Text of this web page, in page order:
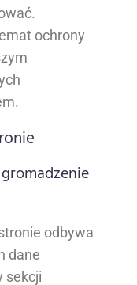
ochrony
odbywa
dane
sekcji